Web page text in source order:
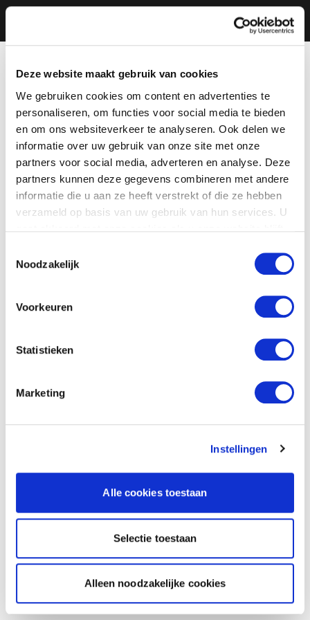
Deze website maakt gebruik van cookies
We gebruiken cookies om content en advertenties te
personaliseren, om functies voor social media te bieden
en om ons websiteverkeer te analyseren. Ook delen we
informatie over uw gebruik van onze site met onze
partners voor social media, adverteren en analyse. Deze
partners kunnen deze gegevens combineren met andere
informatie die u aan ze heeft verstrekt of die ze hebben
verzameld op basis van uw gebruik van hun services. U
Noodzakelijk
Voorkeuren
Statistieken
Marketing
Instellingen
Alle cookies toestaan
Selectie toestaan
Alleen noodzakelijke cookies